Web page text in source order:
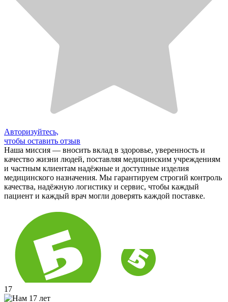
Авторизуйтесь,
чтобы оставить отзыв
Наша миссия — вносить вклад в здоровье, уверенность и
качество жизни людей, поставляя медицинским учреждениям
и частным клиентам надёжные и доступные изделия
медицинского назначения. Мы гарантируем строгий контроль
качества, надёжную логистику и сервис, чтобы каждый
пациент и каждый врач могли доверять каждой поставке.
17